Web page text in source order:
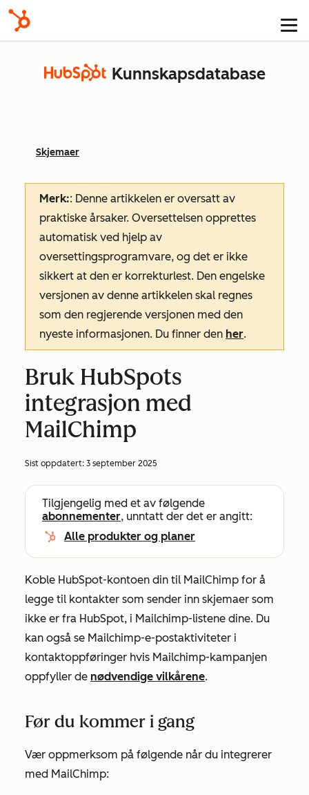
Kunnskapsdatabase
Skjemaer
Merk:: Denne artikkelen er oversatt av
praktiske årsaker. Oversettelsen opprettes
automatisk ved hjelp av
oversettingsprogramvare, og det er ikke
sikkert at den er korrekturlest. Den engelske
versjonen av denne artikkelen skal regnes
som den regjerende versjonen med den
nyeste informasjonen. Du finner den her.
Bruk HubSpots
integrasjon med
MailChimp
Sist oppdatert: 3 september 2025
Tilgjengelig med et av følgende
abonnementer, unntatt der det er angitt:
Alle produkter og planer
Koble HubSpot-kontoen din til MailChimp for å
legge til kontakter som sender inn skjemaer som
ikke er fra HubSpot, i Mailchimp-listene dine. Du
kan også se Mailchimp-e-postaktiviteter i
kontaktoppføringer hvis Mailchimp-kampanjen
oppfyller de nødvendige vilkårene.
Før du kommer i gang
Vær oppmerksom på følgende når du integrerer
med MailChimp: